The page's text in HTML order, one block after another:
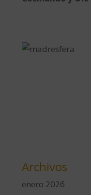
Archivos
enero 2026